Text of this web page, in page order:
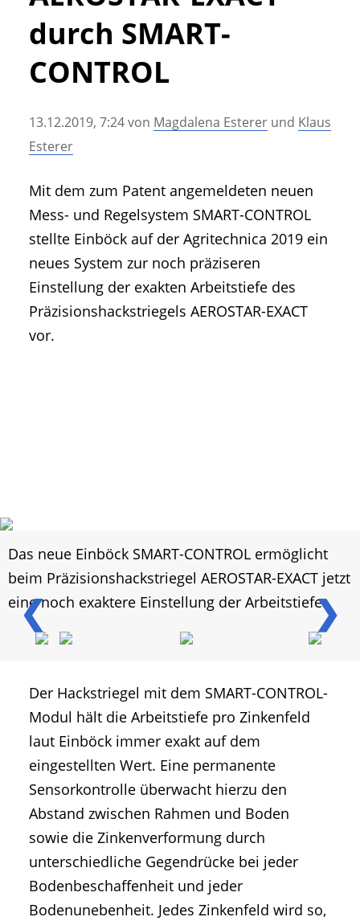
• Messen und Veranstaltungen
• Mitteilung der Redaktion
• Agritechnica Neuheiten Archiv
durch SMART-
CONTROL
13.12.2019, 7:24von Magdalena Esterer und Klaus
Esterer
Mit dem zum Patent angemeldeten neuen
Mess- und Regelsystem SMART-CONTROL
stellte Einböck auf der Agritechnica 2019 ein
neues System zur noch präziseren
Einstellung der exakten Arbeitstiefe des
Präzisionshackstriegels AEROSTAR-EXACT
vor.
❮ ❯
Das neue Einböck SMART-CONTROL ermöglicht
beim Präzisionshackstriegel AEROSTAR-EXACT jetzt
eine noch exaktere Einstellung der Arbeitstiefe.
Der Hackstriegel mit dem SMART-CONTROL-
Modul hält die Arbeitstiefe pro Zinkenfeld
laut Einböck immer exakt auf dem
eingestellten Wert. Eine permanente
Sensorkontrolle überwacht hierzu den
Abstand zwischen Rahmen und Boden
sowie die Zinkenverformung durch
unterschiedliche Gegendrücke bei jeder
Bodenbeschaffenheit und jeder
Bodenunebenheit. Jedes Zinkenfeld wird so,